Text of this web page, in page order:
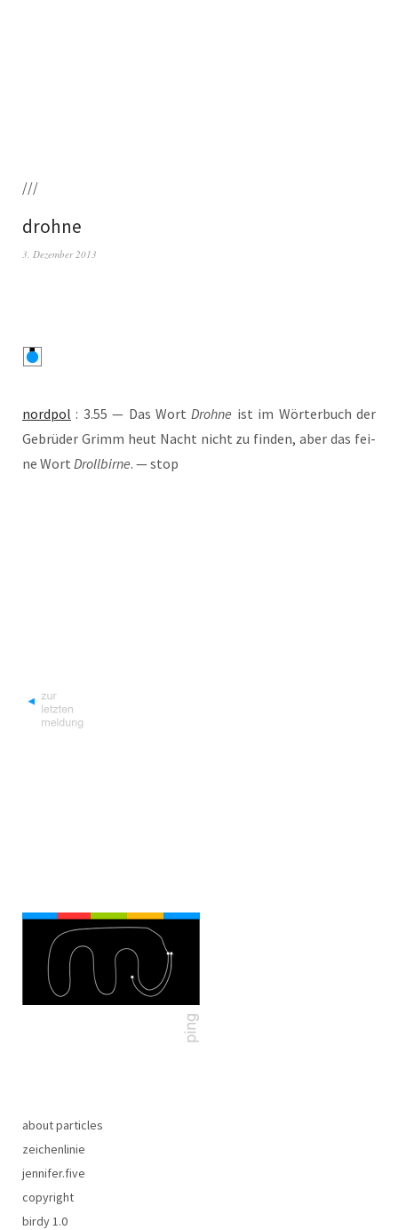
///
drohne
3. Dezember 2013
nord­pol : 3.55 — Das WortDroh­ne ist im Wör­ter­buch der
Gebrü­der Grimm heut Nacht nicht zu fin­den, aber das fei­
ne Wort Droll­bir­ne. — stop
about particles
zeichenlinie
jennifer.five
copyright
birdy 1.0